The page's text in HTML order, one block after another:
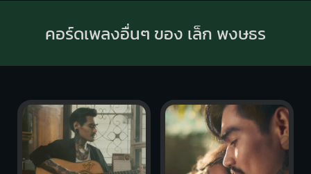
คอร์ดเพลงอื่นๆ ของ เล็ก พงษธร